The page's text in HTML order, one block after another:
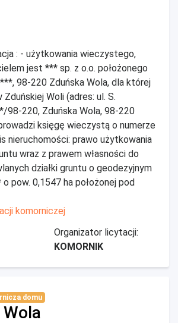
: - użytkowania wieczystego,
jest *** sp. z o.o. położonego
98-220 Zduńska Wola, dla której
Zduńskiej Woli (adres: ul. S.
98-220, Zduńska Wola, 98-220
księgę wieczystą o numerze
nieruchomości: prawo użytkowania
wraz z prawem własności do
działki gruntu o geodezyjnym
pow. 0,1547 ha położonej pod
komorniczej
Organizator licytacji:
KOMORNIK
domu